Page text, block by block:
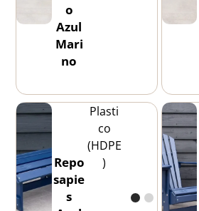
o
Azul
Mari
no
Repo
sapie
s
Plasti
co
(HDPE
)